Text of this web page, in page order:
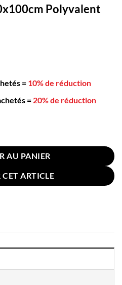
Polyvalent
= 10% de réduction
= 20% de réduction
Polyvalent Ocre
AU PANIER
CET ARTICLE